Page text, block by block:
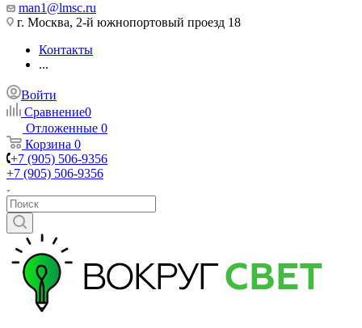
man1@lmsc.ru
г. Москва, 2-й южнопортовый проезд 18
Контакты
...
Войти
Сравнение0
Отложенные 0
Корзина 0
+7 (905) 506-9356
+7 (905) 506-9356